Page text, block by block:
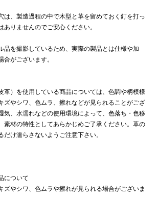
、製造過程の中で木型と革を留めておく釘を打っ
りませんのでご安心ください。
を撮影しているため、実際の製品とは仕様や加
がございます。
革）を使用している商品については、色調や柄模様
ズやシワ、色ムラ、擦れなどが見られることがござ
気、水濡れなどの使用環境によって、色落ち・色移
素材の特性としてあらかじめご了承ください。革の
け濡らさないようご注意下さい。
について
ズやシワ、色ムラや擦れが見られる場合がございま